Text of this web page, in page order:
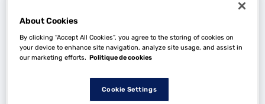
4
20.88
La Bretonniere
44690 MAISDON SUR SEVRE
Téléphone
About Cookies
By clicking “Accept All Cookies”, you agree to the storing of cookies on
your device to enhance site navigation, analyze site usage, and assist in
our marketing efforts. Politique de cookies
Cookie Settings